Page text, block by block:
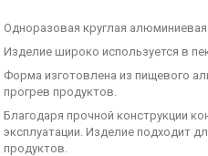
Одноразовая круглая
Изделие широко используется в
Форма изготовлена из пищевого
прогрев продуктов.
Благодаря прочной конструкции
эксплуатации. Изделие подходит
продуктов.